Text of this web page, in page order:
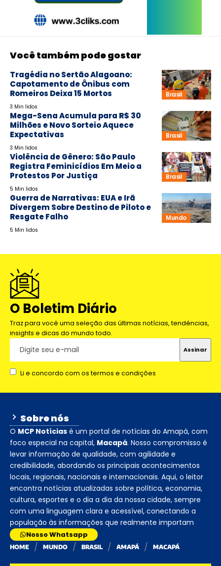
Você também pode gostar
Brasil
Tragédia no Sertão Alagoano:
Capotamento de Ônibus com
Romeiros Deixa 15 Mortos
3 Min lidos
Brasil
Mega-Sena Acumula para R$ 30
Milhões e Novo Sorteio Aquece
Expectativas
3 Min lidos
Brasil
Violência de Gênero: São Paulo
Registra Feminicídios Em Meio a
Protestos Por Justiça
5 Min lidos
Mundo
Guerra de Narrativas: EUA e Irã
Divergem Sobre Destino de Piloto e
Resgate Falho
5 Min lidos
O Boletim Diário
Traz para você uma seleção das últimas notícias, tendências,
insights e dicas do mundo todo.
Li e concordo com os termos e condições
Sobre nós
O MCP Notícias é um portal de notícias do Amapá, com
foco especial na capital, Macapá. Nosso compromisso é
levar informação de qualidade, com agilidade e
credibilidade, abordando os principais acontecimentos
locais, regionais, nacionais e internacionais. Aqui, o leitor
encontra notícias atualizadas sobre política, economia,
cultura, esportes e o dia a dia da nossa cidade, sempre
com uma linguagem clara e acessível, conectando a
população às informações que realmente importam
Nosso Whatsapp
HOME MUNDO BRASIL AMAPÁ MACAPÁ